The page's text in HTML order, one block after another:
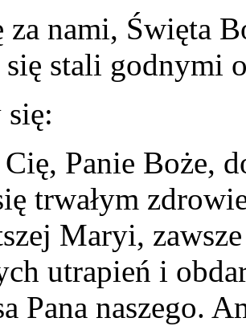
za nami, Święta
stali godnymi
Panie Boże,
trwałym
Maryi,
utrapień i
Pana naszego.